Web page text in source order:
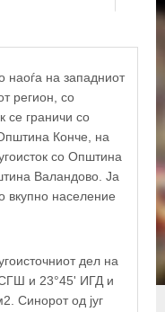
на западниот
регион, со
се граничи со
Конче, на
со Општина
Валандово. Ја
вкупно население
дел на
и 23°45' ИГД и
Синорот од југ